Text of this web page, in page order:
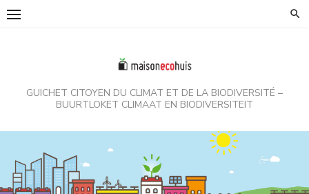
Skip
GUICHET CITOYEN DU CLIMAT ET DE LA BIODIVERSITÉ –
BUURTLOKET CLIMAAT EN BIODIVERSITEIT